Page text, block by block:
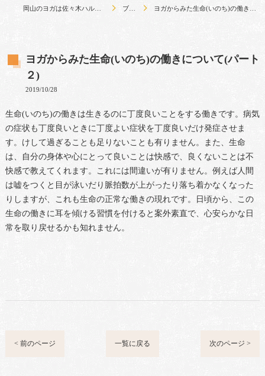
岡山のヨガは佐々木ハル美ヨガスクール ブログ ヨガからみた生命(いのち)の働きについて(パート２)
ヨガからみた生命(いのち)の働きについて(パート
２)
2019/10/28
生命(いのち)の働きは生きるのに丁度良いことをする働きです。病気
の症状も丁度良いときに丁度よい症状を丁度良いだけ発症させま
す。けして過ぎることも足りないことも有りません。また、生命
は、自分の身体や心にとって良いことは快感で、良くないことは不
快感で教えてくれます。これには間違いが有りません。例えば人間
は嘘をつくと目が泳いだり脈拍数が上がったり落ち着かなくなった
りしますが、これも生命の正常な働きの現れです。日頃から、この
生命の働きに耳を傾ける習慣を付けると案外素直で、心安らかな日
常を取り戻せるかも知れません。
< 前のページ 一覧に戻る 次のページ >